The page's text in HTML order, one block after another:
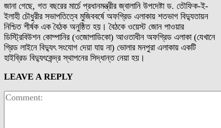
জানা গেছে, গত বছরের মার্চে প্রধানমন্ত্রীর জ্বালানি উপদেষ্টা ড. তৌফিক-ই-
ইলাহী চৌধুরীর সভাপতিত্বে মুজিববর্ষে অফগ্রিড এলাকায় শতভাগ বিদ্যুতায়ন
নিশ্চিত শীর্ষক এক বৈঠক অনুষ্ঠিত হয়। বৈঠকে ওয়েস্ট জোন পাওয়ার
ডিস্ট্রিবিউশন কোম্পানির (ওজোপাডিকো) আওতাধীন অফগ্রিড এলাকা (যেখানে
গ্রিড লাইনে বিদ্যুৎ সংযোগ দেয়া যায় না) ভোলার মনপুরা এলাকায় একটি
হাইব্রিড বিদ্যুৎকেন্দ্র স্থাপনের সিদ্ধান্ত নেয়া হয়।
LEAVE A REPLY